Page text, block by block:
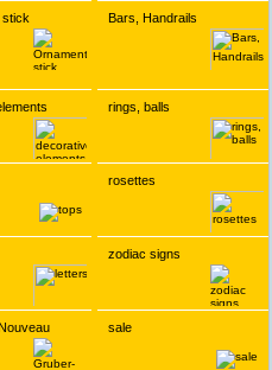
stick Bars, Handrails
rings, balls
rosettes
zodiac signs
sale